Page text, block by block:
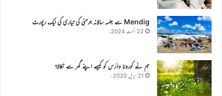
Mendig سے جلسہ سالانہ جرمنی کی تیاری کی ایک رپورٹ
22 اگست 2024ء
ہم نے کورونا وائرس کو کیسے اپنے گھر سے نکالا؟
21 اپریل 2020ء